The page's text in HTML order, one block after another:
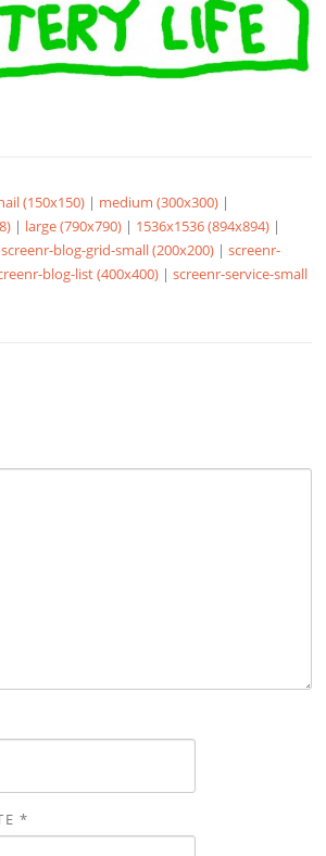
(150x150) | medium (300x300) |
| large (790x790) | 1536x1536 (894x894) |
screenr-blog-grid-small (200x200) |screenr-
blog-list (400x400) |screenr-service-small
*